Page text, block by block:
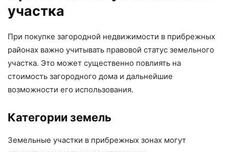
участка
При покупке загородной недвижимости в прибрежных
районах важно учитывать правовой статус земельного
участка. Это может существенно повлиять на
стоимость загородного дома и дальнейшие
возможности его использования.
Категории земель
Земельные участки в прибрежных зонах могут